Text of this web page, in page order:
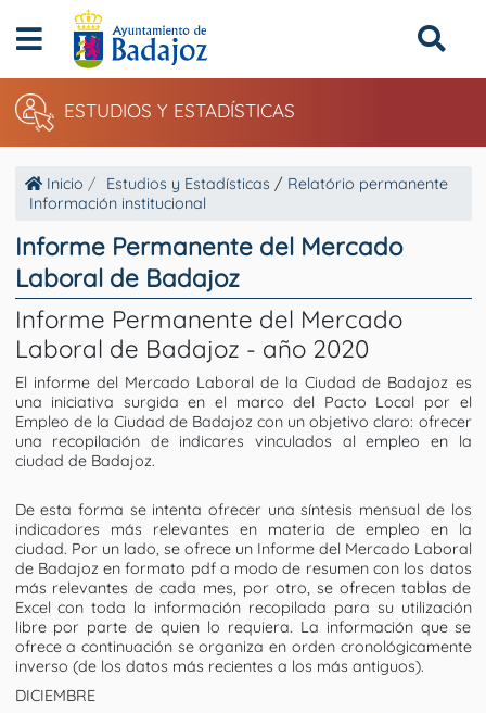
ESTUDIOS Y ESTADÍSTICAS
Inicio Estudios y Estadísticas / Relatório permanente
Información institucional
Informe Permanente del Mercado
Laboral de Badajoz
Informe Permanente del Mercado
Laboral de Badajoz - año 2020
El informe del Mercado Laboral de la Ciudad de Badajoz es
una iniciativa surgida en el marco del Pacto Local por el
Empleo de la Ciudad de Badajoz con un objetivo claro: ofrecer
una recopilación de indicares vinculados al empleo en la
ciudad de Badajoz.
De esta forma se intenta ofrecer una síntesis mensual de los
indicadores más relevantes en materia de empleo en la
ciudad. Por un lado, se ofrece un Informe del Mercado Laboral
de Badajoz en formato pdf a modo de resumen con los datos
más relevantes de cada mes, por otro, se ofrecen tablas de
Excel con toda la información recopilada para su utilización
libre por parte de quien lo requiera. La información que se
ofrece a continuación se organiza en orden cronológicamente
inverso (de los datos más recientes a los más antiguos).
DICIEMBRE